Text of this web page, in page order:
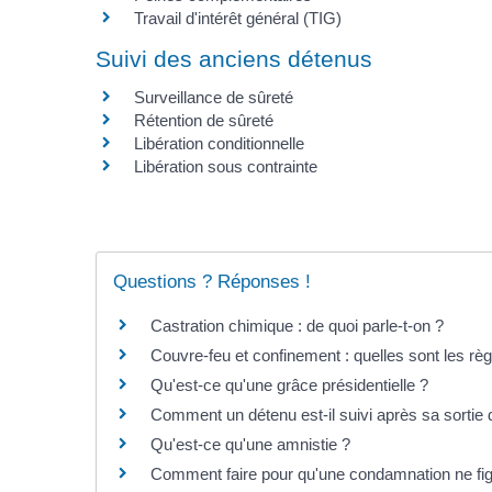
Travail d'intérêt général (TIG)
Suivi des anciens détenus
Surveillance de sûreté
Rétention de sûreté
Libération conditionnelle
Libération sous contrainte
Questions ? Réponses !
Castration chimique : de quoi parle-t-on ?
Couvre-feu et confinement : quelles sont les
Qu'est-ce qu'une grâce présidentielle ?
Comment un détenu est-il suivi après sa sortie
Qu'est-ce qu'une amnistie ?
Comment faire pour qu'une condamnation ne